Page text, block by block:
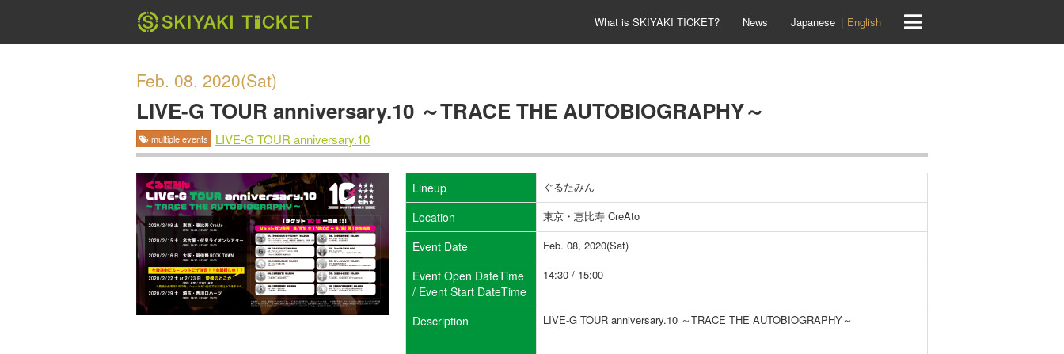
What is SKIYAKI TICKET? News Japanese English
Feb. 08, 2020(Sat)
LIVE-G TOUR anniversary.10 ～TRACE THE AUTOBIOGRAPHY～
multiple events LIVE-G TOUR anniversary.10
Lineup ぐるたみん
Location 東京・恵比寿 CreAto
Event Date Feb. 08, 2020(Sat)
Event Open DateTime
/ Event Start DateTime
14:30 / 15:00
Description LIVE-G TOUR anniversary.10 ～TRACE THE AUTOBIOGRAPHY～